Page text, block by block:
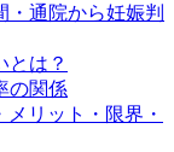
通院から妊娠判
とは？
の関係
リット・限界・